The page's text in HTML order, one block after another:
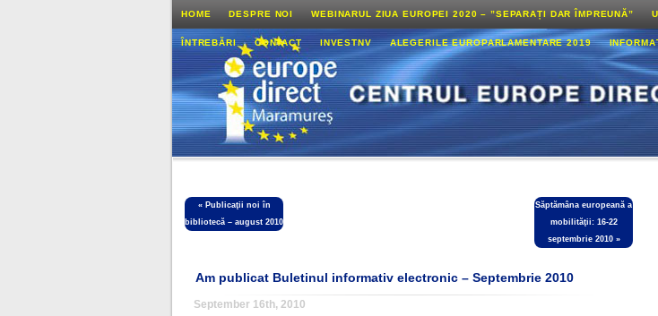
HOME DESPRE NOI WEBINARUL ZIUA EUROPEI 2020 – ”SEPARAȚI DAR ÎMPREUNĂ”
ÎNTREBĂRI CONTACT INVESTNV ALEGERILE EUROPARLAMENTARE 2019
« Publicaţii noi în
bibliotecă – august 2010
Săptămâna europeană a
mobilităţii: 16-22
septembrie 2010»
Am publicat Buletinul informativ electronic – Septembrie 2010
September 16th, 2010